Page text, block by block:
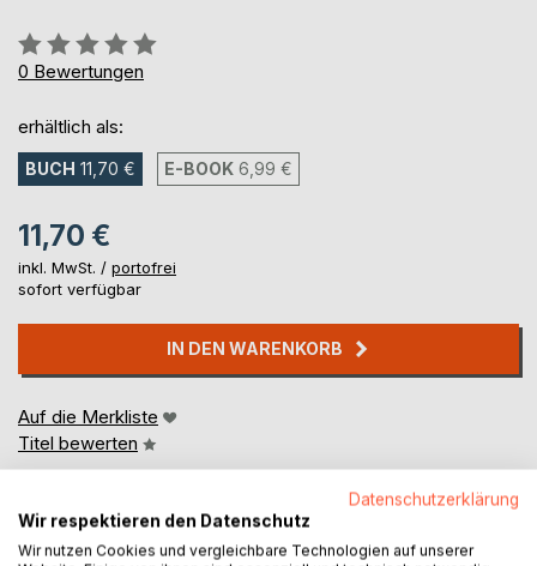
Bewertung::
0%
0 Bewertungen
erhältlich als:
BUCH 11,70 € E-BOOK 6,99 €
11,70 €
inkl. MwSt. / portofrei
sofort verfügbar
IN DEN WARENKORB
Auf die Merkliste
Titel bewerten
Datenschutzerklärung
Wir respektieren den Datenschutz
Wir nutzen Cookies und vergleichbare Technologien auf unserer